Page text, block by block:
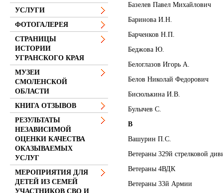
Базелев Павел Михайлович
Баринова И.Н.
Барченков Н.П.
Беджова Ю.
Белоглазов Игорь А.
Белов Николай Федорович
Бисюлькина И.В.
Булычев С.
В
Вашурин П.С.
Ветераны 329й стрелковой
Ветераны 4ВДК
Ветераны 33й Армии
УСЛУГИ
ФОТОГАЛЕРЕЯ
СТРАНИЦЫ
ИСТОРИИ
УГРАНСКОГО КРАЯ
МУЗЕИ
СМОЛЕНСКОЙ
ОБЛАСТИ
КНИГА ОТЗЫВОВ
РЕЗУЛЬТАТЫ
НЕЗАВИСИМОЙ
ОЦЕНКИ КАЧЕСТВА
ОКАЗЫВАЕМЫХ
УСЛУГ
МЕРОПРИЯТИЯ ДЛЯ
ДЕТЕЙ ИЗ СЕМЕЙ
УЧАСТНИКОВ СВО И